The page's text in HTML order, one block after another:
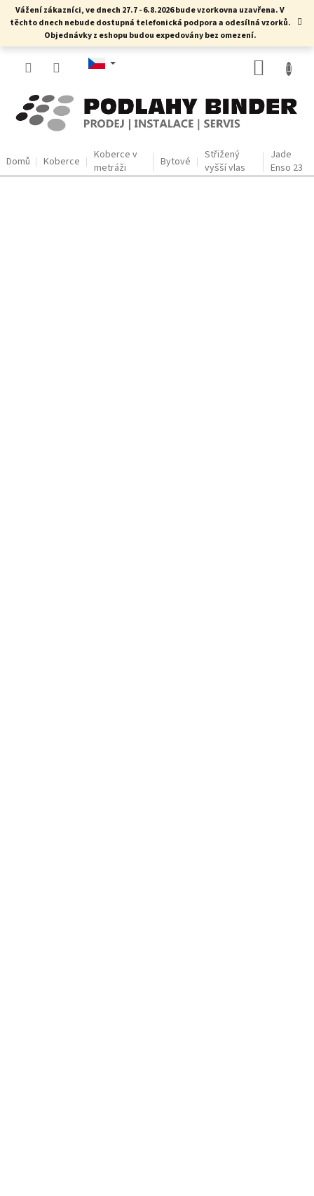
PřejítVážení zákazníci, ve dnech 27.7 - 6.8.2026 bude vzorkovna uzavřena. V
těchto dnech nebude dostupná telefonická podpora a odesílná vzorků.
Objednávky z eshopu budou expedovány bez omezení.
Domů Koberce
Koberce v
metráži
Bytové
Střižený
vyšší vlas
Jade
Enso 23